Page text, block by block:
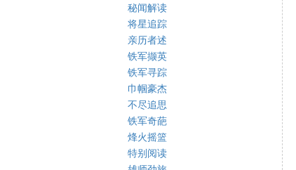
秘闻解读
将星追踪
亲历者述
铁军撷英
铁军寻踪
巾帼豪杰
不尽追思
铁军奇葩
烽火摇篮
特别阅读